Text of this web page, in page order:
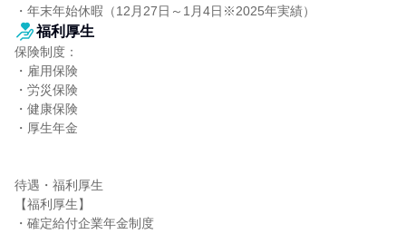
・年末年始休暇（12月27日～1月4日※2025年実績）
福利厚生
保険制度：
・雇用保険
・労災保険
・健康保険
・厚生年金
待遇・福利厚生
【福利厚生】
・確定給付企業年金制度